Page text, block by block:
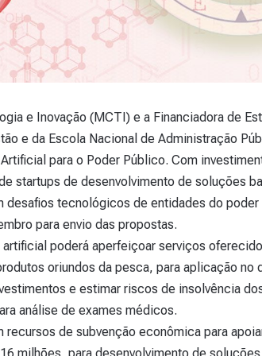
e Inovação (MCTI) e a Financiadora de
e da Escola Nacional de Administração
para o Poder Público. Com
startups de desenvolvimento de soluções
desafios tecnológicos de entidades do
para envio das propostas.
poderá aperfeiçoar serviços
oriundos da pesca, para aplicação no
e estimar riscos de insolvência
análise de exames médicos.
recursos de subvenção econômica para
de outubro de 2025
Abranet . 48
b
a
n
e
t
0
16 de